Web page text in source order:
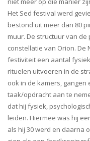
Het Sed festival werd
bestond uit meer dan 80
muur. De structuur van
constellatie van Orion. De
festiviteit een aantal
rituelen uitvoeren in de
ook in de kamers, gangen
taak/opdracht aan te
dat hij fysiek,
leiden. Hiermee was hij
als hij 30 werd en daarna